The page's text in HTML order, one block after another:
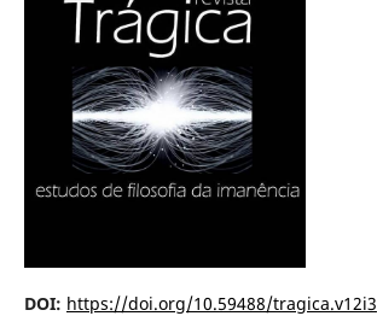
DOI: https://doi.org/10.59488/tragica.v12i3